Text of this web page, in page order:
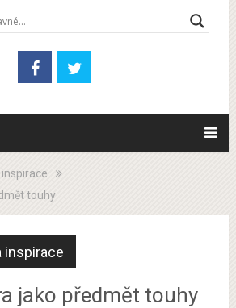
touhy
inspirace
jako předmět touhy